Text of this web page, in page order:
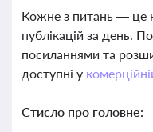
Кожне з питань — це
публікацій за день.
посиланнями та
доступні у
Стисло про головне: